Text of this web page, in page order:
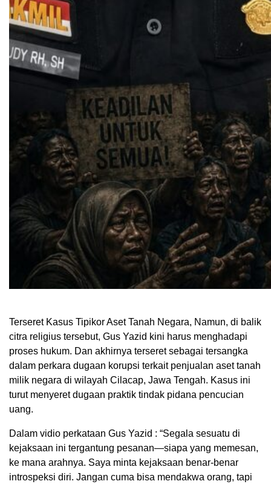
Terseret Kasus Tipikor Aset Tanah Negara, Namun, di balik
citra religius tersebut, Gus Yazid kini harus menghadapi
proses hukum. Dan akhirnya terseret sebagai tersangka
dalam perkara dugaan korupsi terkait penjualan aset tanah
milik negara di wilayah Cilacap, Jawa Tengah. Kasus ini
turut menyeret dugaan praktik tindak pidana pencucian
uang.
Dalam vidio perkataan Gus Yazid : “Segala sesuatu di
kejaksaan ini tergantung pesanan—siapa yang memesan,
ke mana arahnya. Saya minta kejaksaan benar-benar
introspeksi diri. Jangan cuma bisa mendakwa orang, tapi